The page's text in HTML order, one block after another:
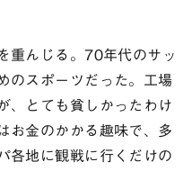
重んじる。70年代のサッ
のスポーツだった。工場
、とても貧しかったわけ
お金のかかる趣味で、多
各地に観戦に行くだけの